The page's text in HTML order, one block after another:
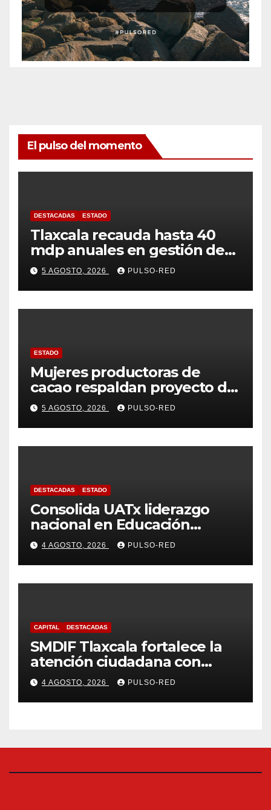
El pulso del momento
DESTACADAS ESTADO
Tlaxcala recauda hasta 40
mdp anuales en gestión de
residuos: PAA
5 AGOSTO, 2026 PULSO-RED
ESTADO
Mujeres productoras de
cacao respaldan proyecto de
Alfonso Sánchez García
rumbo a la Coordinación
Estatal de Morena
5 AGOSTO, 2026 PULSO-RED
DESTACADAS ESTADO
Consolida UATx liderazgo
nacional en Educación
Especial, Gerontología y
Ciencias de la Familia
4 AGOSTO, 2026 PULSO-RED
CAPITAL DESTACADAS
SMDIF Tlaxcala fortalece la
atención ciudadana con
servicios cercanos y espacios
dignos para las familias
4 AGOSTO, 2026 PULSO-RED